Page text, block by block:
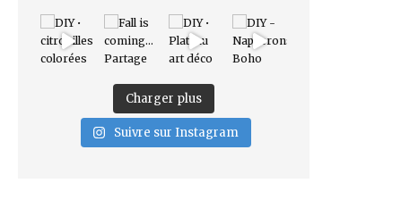
Charger plus
Suivre sur Instagram